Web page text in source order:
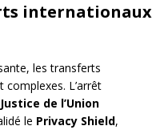
internationaux
les transferts
L’arrêt
de l’Union
le Privacy Shield,